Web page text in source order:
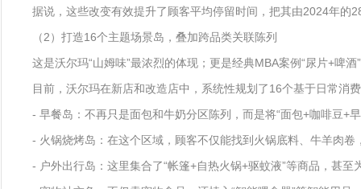
据说，这些改变有效提升了顾客平均停留时间，把其由2024年的
（2）打造16个主题场景岛，叠加跨品类关联陈列
这是沃尔玛“山姆味”最浓烈的体现；更是经典MBA案例“尿片+啤
目前，沃尔玛在新店和改造店中，系统性规划了16个基于日常消
- 早餐岛：不再只是面包和牛奶分区陈列，而是将“面包+咖啡豆+
- 火锅烧烤岛：在这个区域，顾客不仅能找到火锅底料、牛羊肉
- 户外出行岛：这里集合了“帐篷+自热火锅+驱蚊液”等商品，甚